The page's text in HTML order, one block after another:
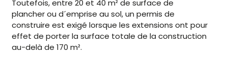
Toutefois, entre 20 et 40 m² de surface de
plancher ou d´emprise au sol, un permis de
construire est exigé lorsque les extensions ont pour
effet de porter la surface totale de la construction
au-delà de 170 m².